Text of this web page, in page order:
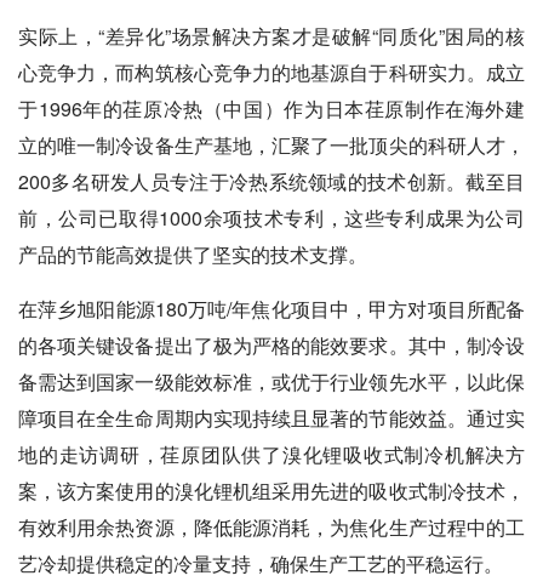
实际上，“差异化”场景解决方案才是破解“同质化”困局的核
心竞争力，而构筑核心竞争力的地基源自于科研实力。成立
于1996年的荏原冷热（中国）作为日本荏原制作在海外建
立的唯一制冷设备生产基地，汇聚了一批顶尖的科研人才，
200多名研发人员专注于冷热系统领域的技术创新。截至目
前，公司已取得1000余项技术专利，这些专利成果为公司
产品的节能高效提供了坚实的技术支撑。
在萍乡旭阳能源180万吨/年焦化项目中，甲方对项目所配备
的各项关键设备提出了极为严格的能效要求。其中，制冷设
备需达到国家一级能效标准，或优于行业领先水平，以此保
障项目在全生命周期内实现持续且显著的节能效益。通过实
地的走访调研，荏原团队供了溴化锂吸收式制冷机解决方
案，该方案使用的溴化锂机组采用先进的吸收式制冷技术，
有效利用余热资源，降低能源消耗，为焦化生产过程中的工
艺冷却提供稳定的冷量支持，确保生产工艺的平稳运行。